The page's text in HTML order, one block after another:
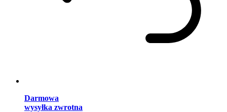
Darmowa
wysyłka zwrotna